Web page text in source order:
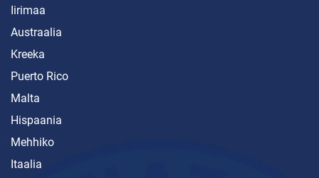
Iirimaa
Austraalia
Kreeka
Puerto Rico
Malta
Hispaania
Mehhiko
Itaalia